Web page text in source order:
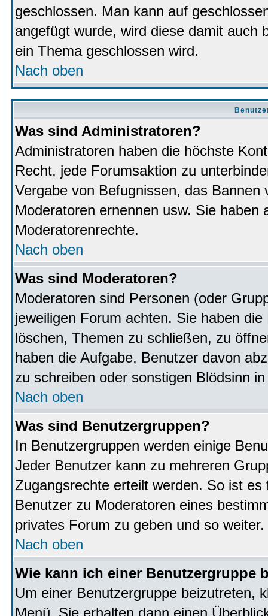
geschlossen. Man kann auf
angefügt wurde, wird diese damit auch
ein Thema geschlossen wird.
Nach oben
Was sind Administratoren?
Administratoren haben die höchste
Recht, jede Forumsaktion zu
Vergabe von Befugnissen, das
Moderatoren ernennen usw. Sie
Moderatorenrechte.
Nach oben
Was sind Moderatoren?
Moderatoren sind Personen (oder
jeweiligen Forum achten. Sie haben
löschen, Themen zu schließen, zu
haben die Aufgabe, Benutzer davon
zu schreiben oder sonstigen Blödsinn
Nach oben
Was sind Benutzergruppen?
In Benutzergruppen werden einige
Jeder Benutzer kann zu mehreren
Zugangsrechte erteilt werden. So ist
Benutzer zu Moderatoren eines
privates Forum zu geben und so weiter.
Nach oben
Wie kann ich einer Benutzergruppe
Um einer Benutzergruppe beizutreten,
Menü. Sie erhalten dann einen